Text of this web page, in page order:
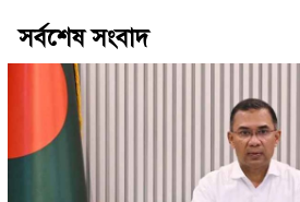
সর্বশেষ সংবাদ